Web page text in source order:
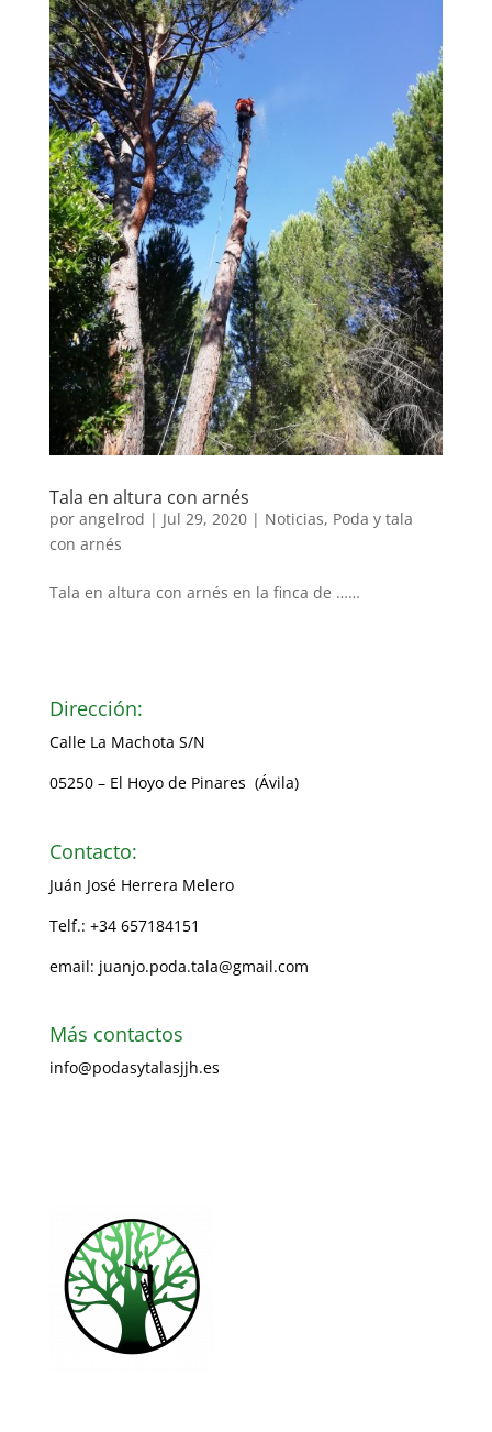
Tala en altura con arnés
por angelrod | Jul 29, 2020| Noticias, Poda y tala
con arnés
Tala en altura con arnés en la finca de ……
Dirección:
Calle La Machota S/N
05250 – El Hoyo de Pinares (Ávila)
Contacto:
Juán José Herrera Melero
Telf.: +34 657184151
email: juanjo.poda.tala@gmail.com
Más contactos
info@podasytalasjjh.es